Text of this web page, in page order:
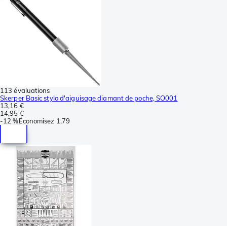
113 évaluations
Skerper Basic stylo d'aiguisage diamant de poche, SO001
13,16 €
14,95 €
-12 %Économisez 1,79